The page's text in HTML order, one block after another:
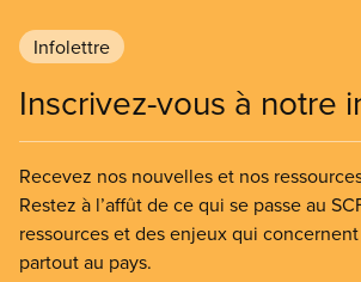
Infolettre
Inscrivez-vous à notre
Recevez nos nouvelles et nos
Restez à l’affût de ce qui se passe au
ressources et des enjeux qui
partout au pays.